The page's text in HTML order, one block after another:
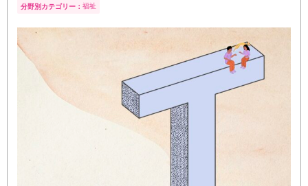
分野別カテゴリー： 福祉